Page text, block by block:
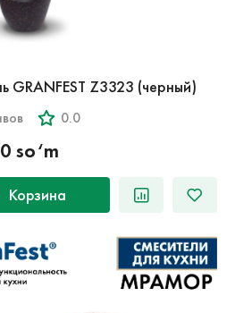
GRANFEST Z3323 (черный)
0.0
so‘m
Корзина